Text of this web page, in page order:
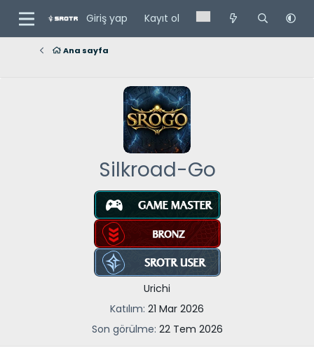
Giriş yap Kayıt ol
Ana sayfa
Silkroad-Go
Urichi
Katılım 21 Mar 2026
Son görülme 22 Tem 2026